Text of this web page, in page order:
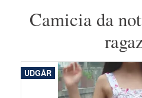
Camicia da
UDGÅR